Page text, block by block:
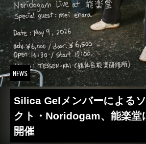
NEWS
Silica Gelメンバーによる
クト・Noridogam、能楽堂
開催